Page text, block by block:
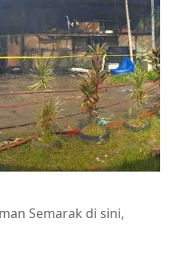
Semarak di sini,